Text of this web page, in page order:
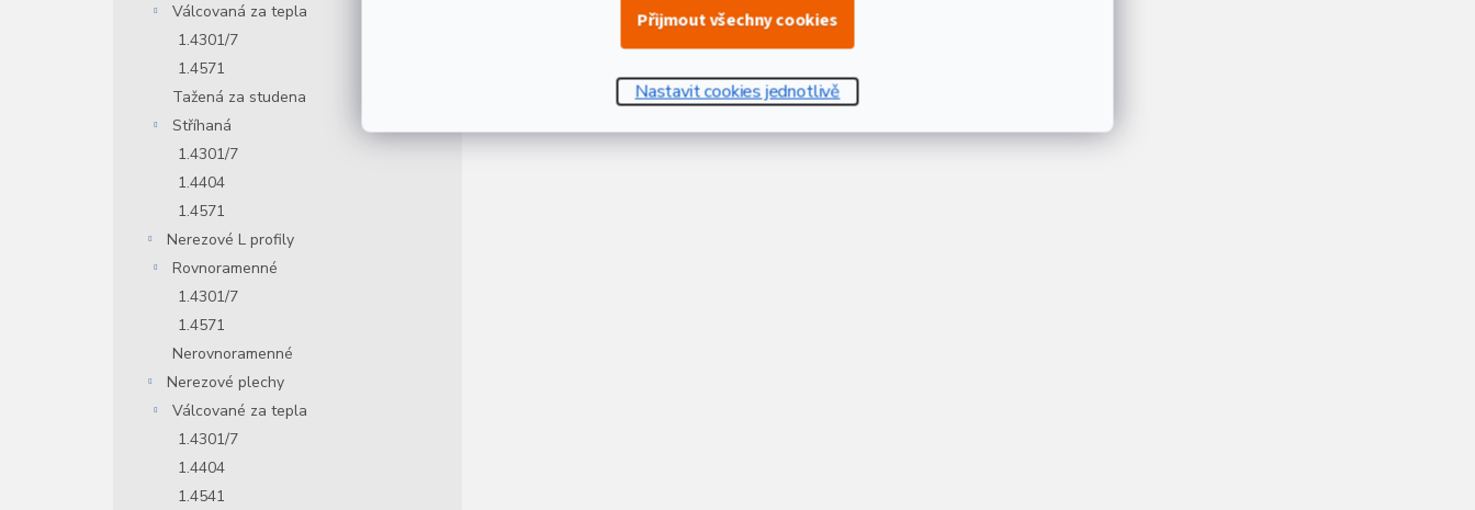
Nastavit cookies jednotlivě
Přijmout všechny cookies
Válcovaná za tepla
1.4301/7
1.4571
Tažená za studena
Stříhaná
1.4301/7
1.4404
1.4571
Nerezové L profily
Rovnoramenné
1.4301/7
1.4571
Nerovnoramenné
Nerezové plechy
Válcované za tepla
1.4301/7
1.4404
1.4541